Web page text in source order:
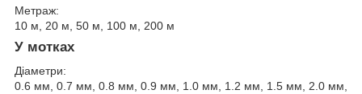
Метраж:
10 м, 20 м, 50 м, 100 м, 200 м
У мотках
Діаметри:
0.6 мм, 0.7 мм, 0.8 мм, 0.9 мм, 1.0 мм, 1.2 мм, 1.5 мм, 2.0 мм,